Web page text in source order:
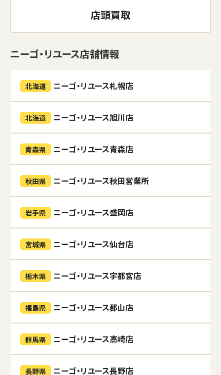
店頭買取
ニーゴ・リユース店舗情報
北海道 ニーゴ・リユース札幌店
北海道 ニーゴ・リユース旭川店
青森県 ニーゴ・リユース青森店
秋田県 ニーゴ・リユース秋田営業所
岩手県 ニーゴ・リユース盛岡店
宮城県 ニーゴ・リユース仙台店
栃木県 ニーゴ・リユース宇都宮店
福島県 ニーゴ・リユース郡山店
群馬県 ニーゴ・リユース高崎店
長野県 ニーゴ・リユース長野店